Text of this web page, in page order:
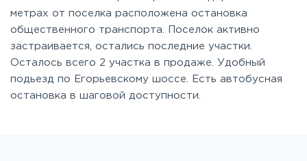
метрах от поселка расположена остановка
общественного транспорта. Поселок активно
застраивается, остались последние участки.
Осталось всего 2 участка в продаже. Удобный
подьезд по Егорьевскому шоссе. Есть автобусная
остановка в шаговой доступности.